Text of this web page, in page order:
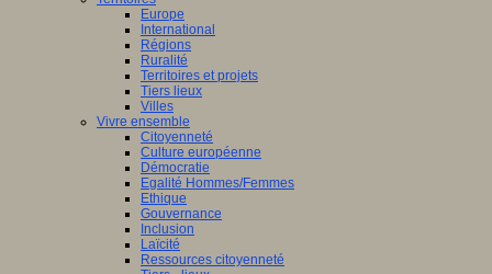
Europe
International
Régions
Ruralité
Territoires et projets
Tiers lieux
Villes
Vivre ensemble
Citoyenneté
Culture européenne
Démocratie
Egalité Hommes/Femmes
Ethique
Gouvernance
Inclusion
Laïcité
Ressources citoyenneté